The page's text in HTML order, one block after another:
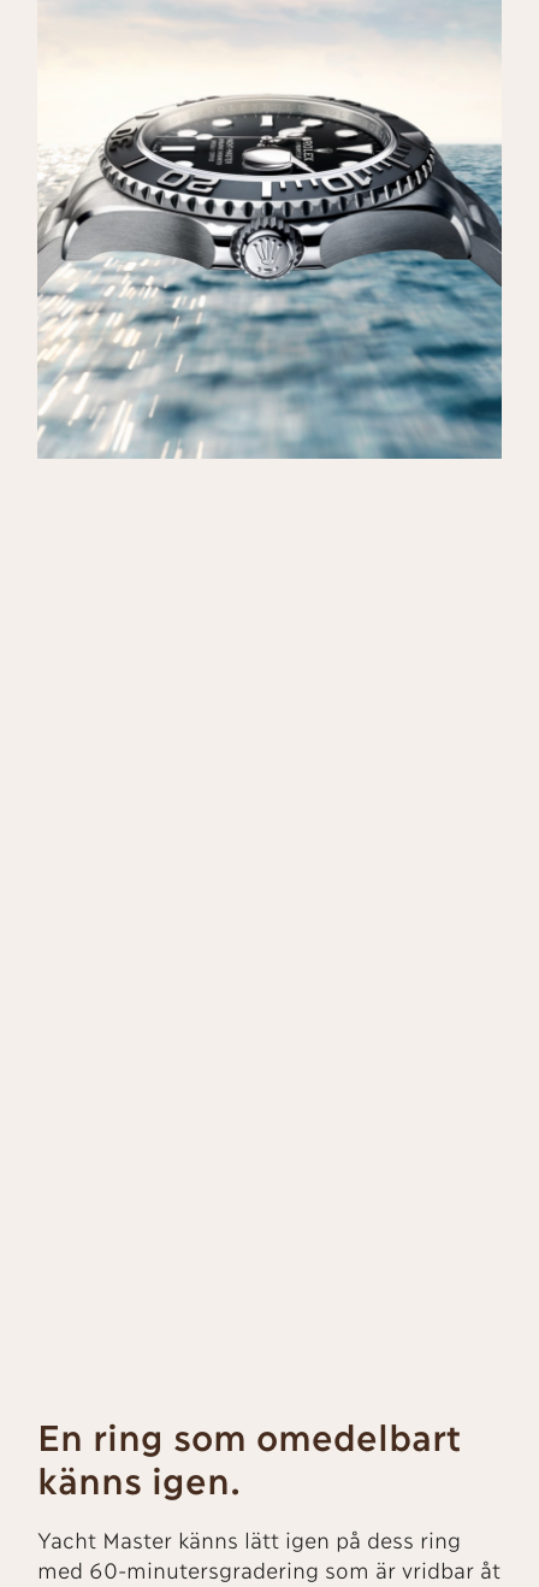
En ring som omedelbart
känns igen.
Yacht Master känns lätt igen på dess ring
med 60-minutersgradering som är vridbar åt